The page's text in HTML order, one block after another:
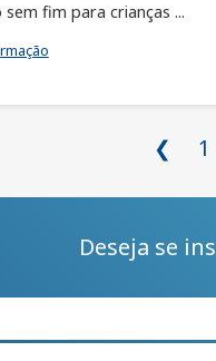
sem fim para crianças ...
❮ 1
Deseja se